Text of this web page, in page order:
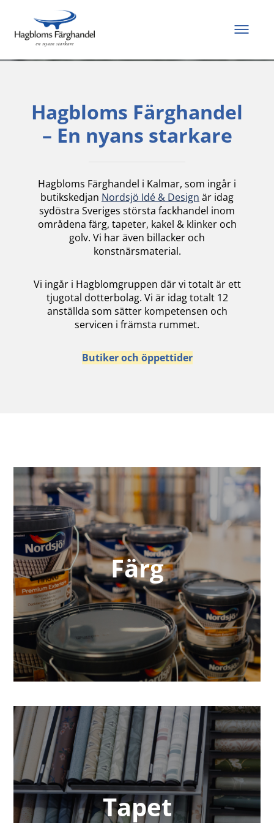
Allt du behöver för
att måla och renovera
Hagbloms Färghandel
– En nyans starkare
Hagbloms Färghandel i Kalmar, som ingår i
butikskedjan Nordsjö Idé & Design är idag
sydöstra Sveriges största fackhandel inom
områdena färg, tapeter, kakel & klinker och
golv. Vi har även billacker och
konstnärsmaterial.
Vi ingår i Hagblomgruppen där vi totalt är ett
tjugotal dotterbolag. Vi är idag totalt 12
anställda som sätter kompetensen och
servicen i främsta rummet.
Butiker och öppettider
Färg
Tapet